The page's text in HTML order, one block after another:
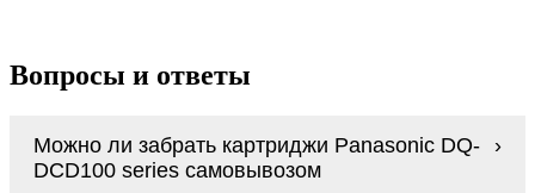
Вопросы и ответы
Можно ли забрать картриджи Panasonic DQ-
DCD100 series самовывозом